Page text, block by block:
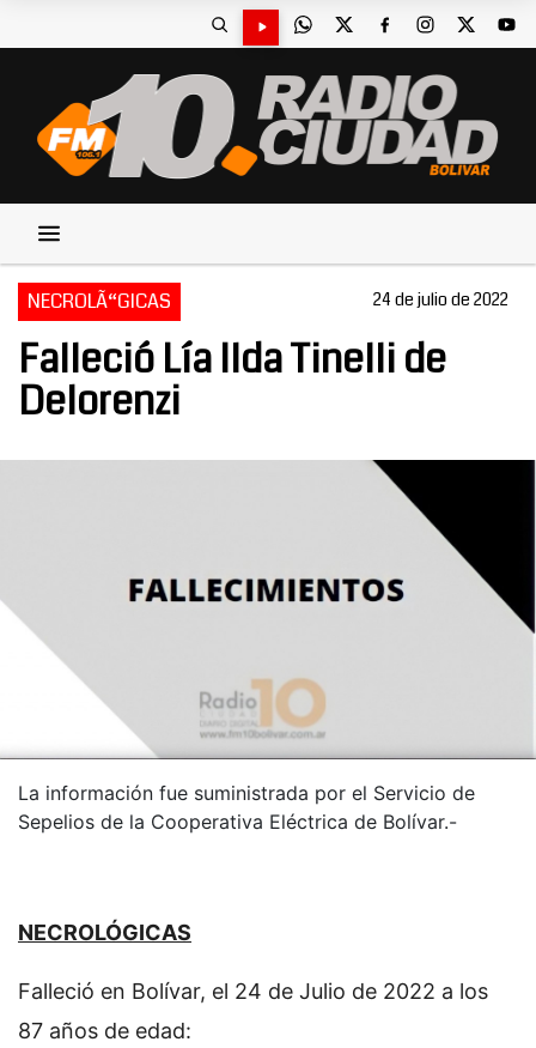
NECROLÃ“GICAS 24 de julio de 2022
Falleció Lía Ilda Tinelli de
Delorenzi
La información fue suministrada por el Servicio de
Sepelios de la Cooperativa Eléctrica de Bolívar.-
NECROLÓGICAS
Falleció en Bolívar, el 24 de Julio de 2022 a los
87 años de edad: